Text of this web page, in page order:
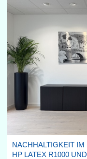
NACHHALTIGKEIT
HP LATEX R1000